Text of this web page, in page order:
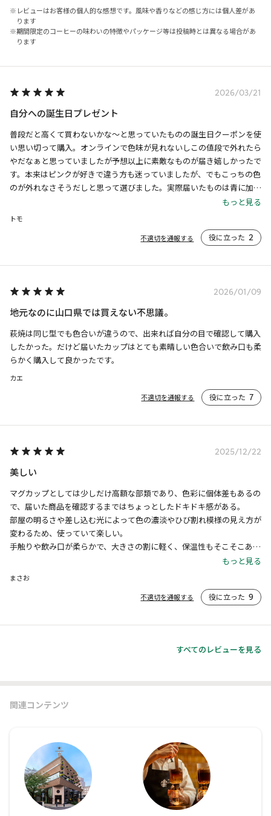
レビューはお客様の個人的な感想です。風味や香りなどの感じ方には個人差があ
ります
期間限定のコーヒーの味わいの特徴やパッケージ等は投稿時とは異なる場合があ
ります
2026/03/21
自分への誕生日プレゼント
普段だと高くて買わないかな〜と思っていたものの誕生日クーポンを使
い思い切って購入。オンラインで色味が見れないしこの値段で外れたら
やだなぁと思っていましたが予想以上に素敵なものが届き嬉しかったで
す。本来はピンクが好きで違う方も迷っていましたが、でもこっちの色
のが外れなさそうだしと思って選びました。実際届いたものは青に加え
てピンクっぽい色味も混ざったグラデーションの感じで満足いく品が届
きました。とてもよかったからついついもう一個のほうも揃えたくなり
もっと見る
トモ
不適切を通報する 役に立った 2
2026/01/09
地元なのに山口県では買えない不思議。
萩焼は同じ型でも色合いが違うので、出来れば自分の目で確認して購入
したかった。だけど届いたカップはとても素晴しい色合いで飲み口も柔
らかく購入して良かったです。
カエ
不適切を通報する 役に立った 7
2025/12/22
美しい
マグカップとしては少しだけ高額な部類であり、色彩に個体差もあるの
で、届いた商品を確認するまではちょっとしたドキドキ感がある。
部屋の明るさや差し込む光によって色の濃淡やひび割れ模様の見え方が
変わるため、使っていて楽しい。
手触りや飲み口が柔らかで、大きさの割に軽く、保温性もそこそこあ
届いたグラデーションが気に入れば、ステンレス製のマグカップよりも
確実に幸せな気分で一時を楽しむことができる面白い一品。
もっと見る
まさお
不適切を通報する 役に立った 9
すべてのレビューを見る
関連コンテンツ